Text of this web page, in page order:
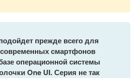
прежде всего для
смартфонов
операционной системы
One UI. Серия не так